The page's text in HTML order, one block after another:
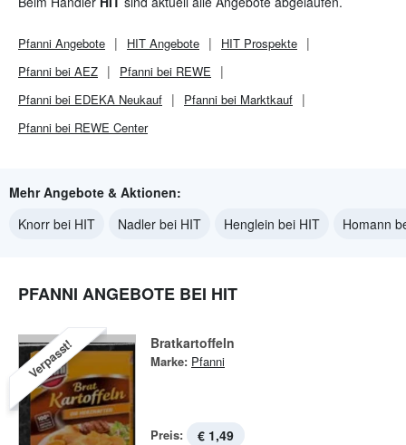
Pfanni Angebote HIT Angebote HIT Prospekte
Pfanni bei AEZ
Pfanni bei REWE
Pfanni bei EDEKA Neukauf
Pfanni bei Marktkauf
Pfanni bei REWE Center
Mehr Angebote & Aktionen:
Knorr bei HIT
Nadler bei HIT Henglein bei HIT Homann
PFANNI ANGEBOTE BEI HIT
Verpasst! Bratkartoffeln
Marke: Pfanni
Preis: € 1,49